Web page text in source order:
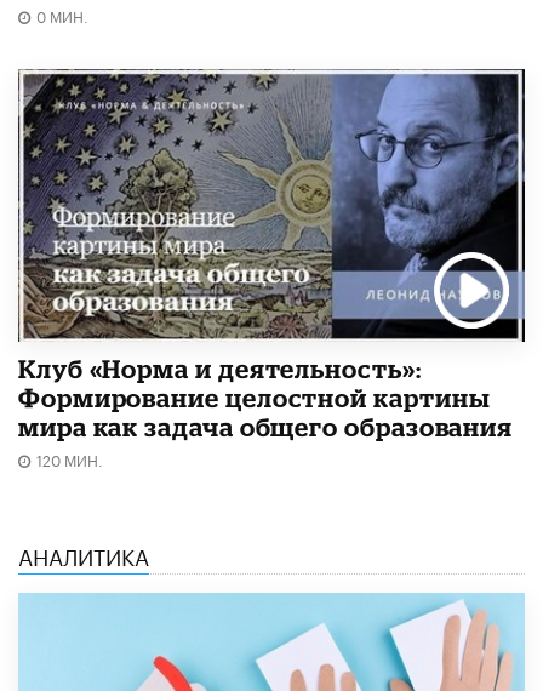
0 МИН.
Клуб «Норма и деятельность»:
Формирование целостной картины
мира как задача общего образования
120 МИН.
АНАЛИТИКА